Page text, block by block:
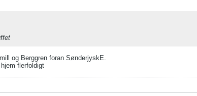
og Berggren foran SønderjyskE.
flerfoldigt